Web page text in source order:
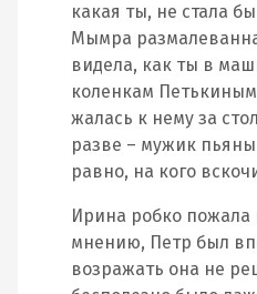
какая ты, не стала
Мымра
видела, как ты в
коленкам
жалась к нему за
разве – мужик
равно, на кого
Ирина робко пожала
мнению, Петр был
возражать она не